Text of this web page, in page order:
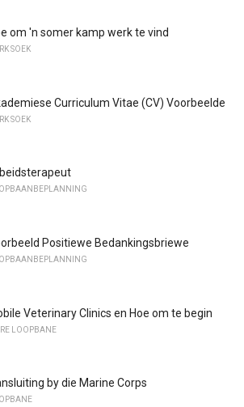
om 'n somer kamp werk te vind
SOEK
Curriculum Vitae (CV) Voorbeelde
SOEK
Positiewe Bedankingsbriewe
Veterinary Clinics en Hoe om te begin
LOOPBANE
by die Marine Corps